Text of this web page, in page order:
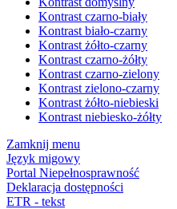
Kontrast czarno-biały
Kontrast biało-czarny
Kontrast żółto-czarny
Kontrast czarno-żółty
Kontrast czarno-zielony
Kontrast zielono-czarny
Kontrast żółto-niebieski
Kontrast niebiesko-żółty
Zamknij menu
Język migowy
Portal Niepełnosprawność
Deklaracja dostępności
ETR - tekst